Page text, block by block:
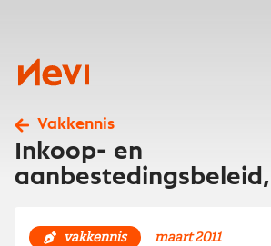
Nevi
Vakkennis
Inkoop- en
aanbestedingsbeleid,
vakkennis maart 2011